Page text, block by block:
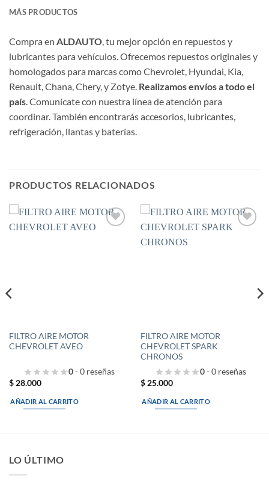
MÁS PRODUCTOS
Compra en ALDAUTO , tu mejor opción en repuestos y
lubricantes para vehículos. Ofrecemos repuestos originales y
homologados para marcas como Chevrolet, Hyundai, Kia,
Renault, Chana, Chery, y Zotye. Realizamos envíos a todo el
país . Comunícate con nuestra línea de atención para
coordinar. También encontrarás accesorios, lubricantes,
refrigeración, llantas y baterías.
PRODUCTOS RELACIONADOS
FILTRO AIRE MOTOR
CHEVROLET AVEO
0- 0 reseñas
$28.000
AÑADIR AL CARRITO
FILTRO AIRE MOTOR
CHEVROLET SPARK
CHRONOS
0- 0 reseñas
$25.000
AÑADIR AL CARRITO
LO ÚLTIMO